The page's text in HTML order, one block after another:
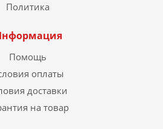
Политика
Помощь
оплаты
доставки
на товар